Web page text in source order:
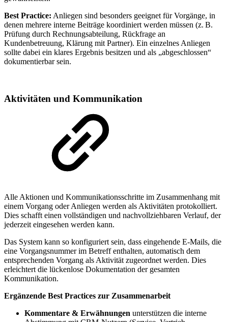
Best Practice: Anliegen sind besonders geeignet für Vorgänge, in
denen mehrere interne Beiträge koordiniert werden müssen (z. B.
Prüfung durch Rechnungsabteilung, Rückfrage an
Kundenbetreuung, Klärung mit Partner). Ein einzelnes Anliegen
sollte dabei ein klares Ergebnis besitzen und als „abgeschlossen“
dokumentierbar sein.
Aktivitäten und Kommunikation
Alle Aktionen und Kommunikationsschritte im Zusammenhang mit
einem Vorgang oder Anliegen werden als Aktivitäten protokolliert.
Dies schafft einen vollständigen und nachvollziehbaren Verlauf, der
jederzeit eingesehen werden kann.
Das System kann so konfiguriert sein, dass eingehende E-Mails, die
eine Vorgangsnummer im Betreff enthalten, automatisch dem
entsprechenden Vorgang als Aktivität zugeordnet werden. Dies
erleichtert die lückenlose Dokumentation der gesamten
Kommunikation.
Ergänzende Best Practices zur Zusammenarbeit
Kommentare & Erwähnungen unterstützen die interne